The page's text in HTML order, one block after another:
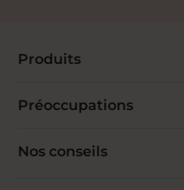
Produits
Préoccupations
Nos conseils